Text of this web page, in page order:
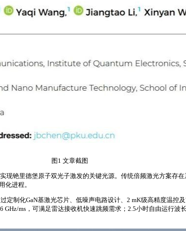
图1 文章截图
铯里德堡原子双光子激发的关键光源。传统倍频激光方案存
化进程。
制化GaN基激光芯片、低噪声电路设计、2 mK级高精度温控
ms，可满足雷达接收机快速跳频需求；2.5小时自由运行波